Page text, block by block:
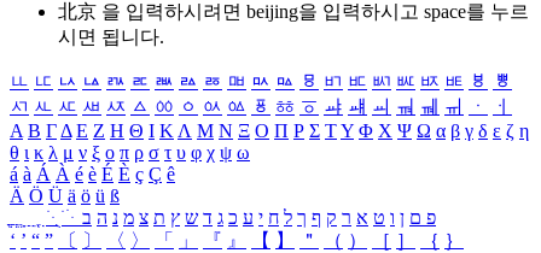
北京 을 입력하시려면 beijing을 입력하시고 space를 누르
시면 됩니다.
ㅥ ㅦ ㅧ ㅨ ㅩ ㅪ ㅫ ㅬ ㅭ ㅮ ㅯ ㅰ ㅱ ㅲ ㅳ ㅴ ㅵ ㅶ ㅷ ㅸ
ㅹ
ㅺ ㅻ ㅼ ㅽ ㅾ ㅿ ㆀ ㆁ ㆂ ㆃ ㆄ ㆅ ㆆ ㆇ ㆈ ㆉ ㆊ ㆋ ㆌ ㆍ
ㆎ
Α Β ΓΔ Ε Ζ Η Θ Ι ΚΛ Μ Ν Ξ Ο Π Ρ Σ ΤΥ Φ Χ Ψ Ω α β γ δ ε ζ η
θ ι κ λ μ ν ξ ο π ρ σ τ υ φ χ ψ ω
á à Á À é è É È ç Ç ê
Ä Ö Ü ä ö ü ß
ִֶֹ ֻּ ׁׂ פ ם ן ו ט א ר ק ף ך ל ח י ע כ ג ד ש ץ ת צ מ נ ה ב
‘ ’ “ ” 〔 〕 〈 〉 「 」 『 』 【 】 ＂ （ ） ［ ］ ｛ ｝